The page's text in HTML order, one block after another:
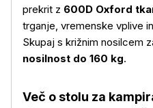
Več o izdelku
prekrit z 600D Oxford
trganje, vremenske vplive
Skupaj s križnim nosilcem
nosilnost do 160 kg.
Več o stolu za